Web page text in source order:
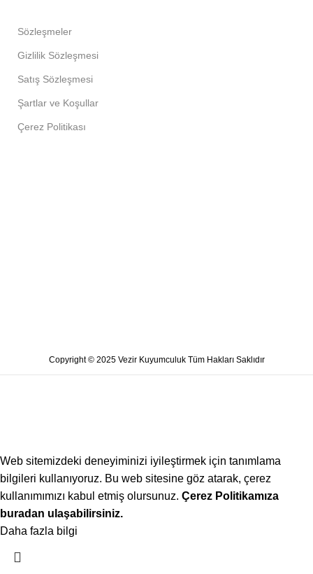
Sözleşmeler
Gizlilik Sözleşmesi
Satış Sözleşmesi
Şartlar ve Koşullar
Çerez Politikası
Copyright © 2025 Vezir Kuyumculuk Tüm Hakları Saklıdır
Web sitemizdeki deneyiminizi iyileştirmek için tanımlama
bilgileri kullanıyoruz. Bu web sitesine göz atarak, çerez
kullanımımızı kabul etmiş olursunuz. Çerez Politikamıza
buradan ulaşabilirsiniz.
Daha fazla bilgi